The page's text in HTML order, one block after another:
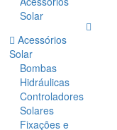
Solar
Acessórios
Solar
Bombas
Hidráulicas
Controladores
Solares
Fixações e